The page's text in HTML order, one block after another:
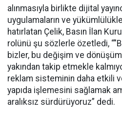
alınmasıyla birlikte dijital
uygulamaların ve
hatırlatan Çelik, Basın İlan
rolünü şu sözlerle özetledi,
bizler, bu değişim ve
yakından takip etmekle
reklam sisteminin daha etkili
yapıda işlemesini sağlamak
aralıksız sürdürüyoruz” dedi.